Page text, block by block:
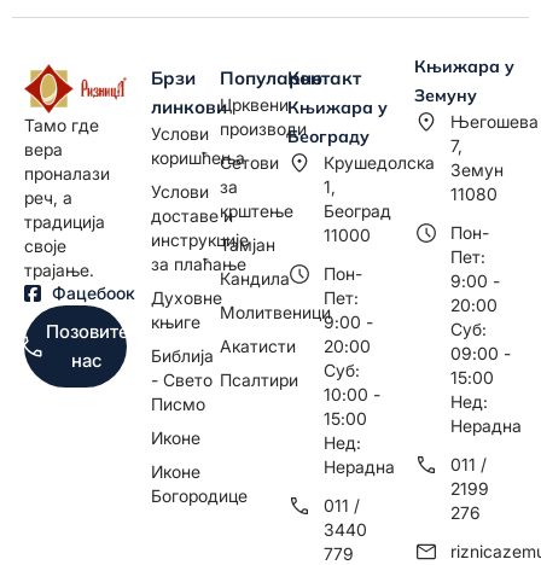
Тамо где
вера
проналази
реч, а
традиција
своје
трајање.
Фацебоок
Позовите
нас
Брзи
линкови
Услови
коришћења
Услови
доставе и
инструкције
за плаћање
Духовне
књиге
Библија
- Свето
Писмо
Иконе
Иконе
Богородице
Популарно
Црквени
производи
Сетови
за
крштење
Тамјан
Кандила
Молитвеници
Акатисти
Псалтири
Контакт
Књижара у
Београду
Крушедолска
1,
Београд
11000
Пон-
Пет:
9:00 -
20:00
Суб:
10:00 -
15:00
Нед:
Нерадна
011 /
3440
779
Књижара у
Земуну
Његошева
7,
Земун
11080
Пон-
Пет:
9:00 -
20:00
Суб:
09:00 -
15:00
Нед:
Нерадна
011 /
2199
276